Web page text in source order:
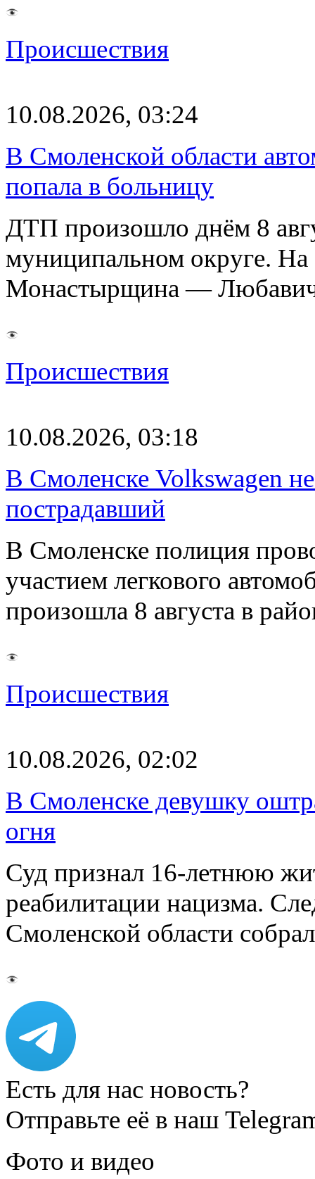
Происшествия
10.08.2026, 03:24
В Смоленской области
попала в больницу
ДТП произошло днём 8
муниципальном округе.
Монастырщина —
Происшествия
10.08.2026, 03:18
В Смоленске Volkswagen
пострадавший
В Смоленске полиция
участием легкового
произошла 8 августа в
Происшествия
10.08.2026, 02:02
В Смоленске девушку
огня
Суд признал 16-летнюю
реабилитации нацизма.
Смоленской области
Есть для нас новость?
Отправьте её в наш
Фото и видео